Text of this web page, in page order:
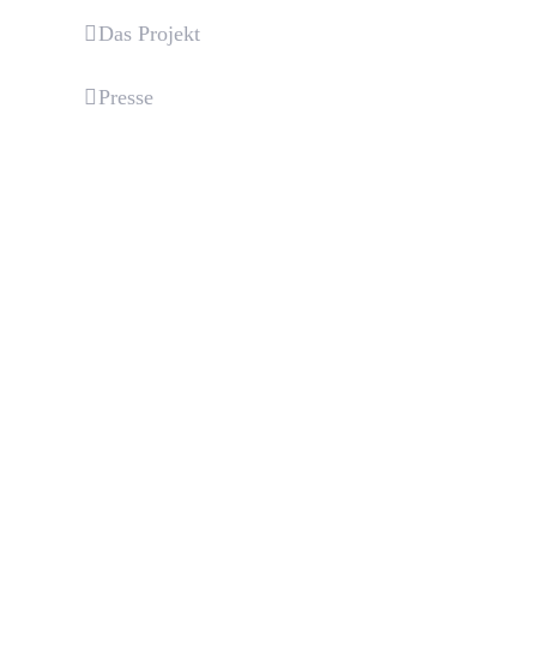
Das Projekt
Presse